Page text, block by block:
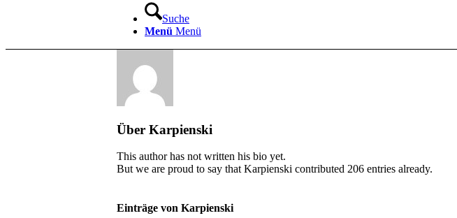
Suche
Menü Menü
Über Karpienski
This author has not written his bio yet.
But we are proud to say thatKarpienski contributed 206 entries already.
Einträge von Karpienski